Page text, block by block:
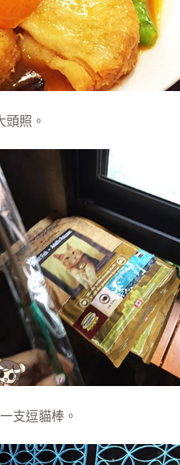
頭照。
支逗貓棒。